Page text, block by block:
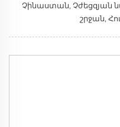
Չինաստան, Չժեցզյան
շրջան,